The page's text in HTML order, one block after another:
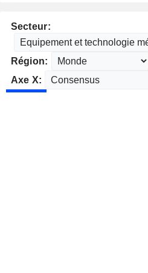
Secteur:
Région:
Axe X: